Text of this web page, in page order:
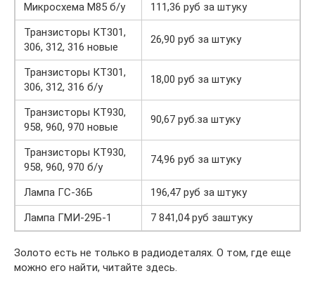
Микросхема М85 б/у
111,36 руб за штуку
Транзисторы КТ301,
306, 312, 316 новые
26,90 руб за штуку
Транзисторы КТ301,
306, 312, 316 б/у
18,00 руб за штуку
Транзисторы КТ930,
958, 960, 970 новые
90,67 руб.за штуку
Транзисторы КТ930,
958, 960, 970 б/у
74,96 руб за штуку
Лампа ГС-36Б
196,47 руб за штуку
Лампа ГМИ-29Б-1
7 841,04 руб заштуку
Золото есть не только в радиодеталях. О том, где еще
можно его найти, читайте здесь.